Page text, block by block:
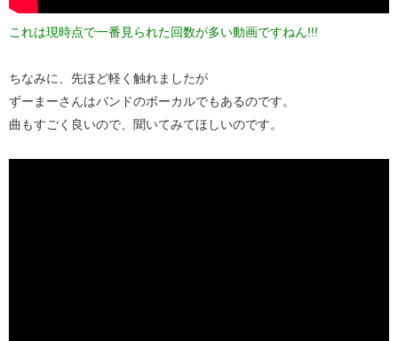
これは現時点で一番見られた回数が多い動画ですねん!!!
ちなみに、先ほど軽く触れましたが
ずーまーさんはバンドのボーカルでもあるのです。
曲もすごく良いので、聞いてみてほしいのです。